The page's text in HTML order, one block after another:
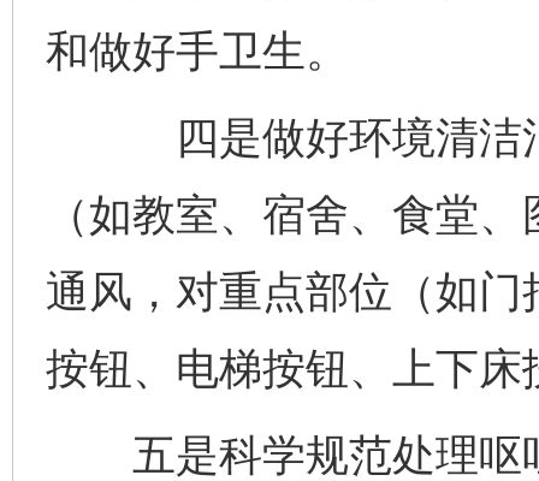
和做好手卫生。
四是做好环境清洁消
（如教室、宿舍、食堂
通风，对重点部位（如
按钮、电梯按钮、上下
五是科学规范处理呕